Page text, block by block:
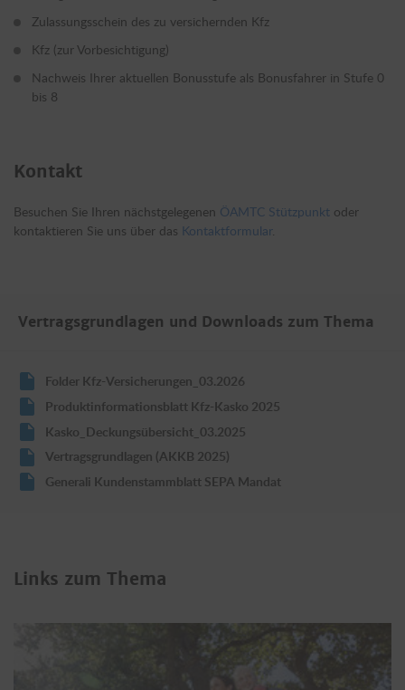
Zulassungsschein des zu versichernden Kfz
Kfz (zur Vorbesichtigung)
Nachweis Ihrer aktuellen Bonusstufe als Bonusfahrer in Stufe 0
bis 8
Kontakt
Besuchen Sie Ihren nächstgelegenen ÖAMTC Stützpunkt oder
kontaktieren Sie uns über das Kontaktformular.
Vertragsgrundlagen und Downloads zum Thema
Folder Kfz-Versicherungen_03.2026
Produktinformationsblatt Kfz-Kasko 2025
Kasko_Deckungsübersicht_03.2025
Vertragsgrundlagen (AKKB 2025)
Generali Kundenstammblatt SEPA Mandat
Links zum Thema